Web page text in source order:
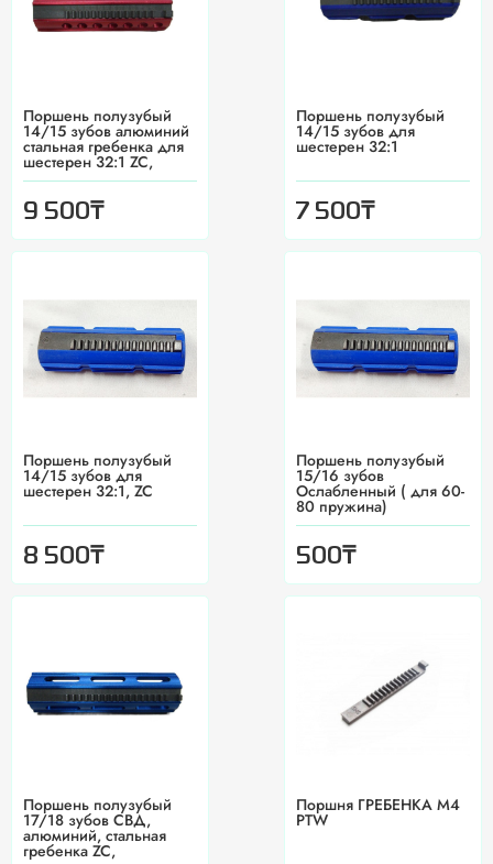
Поршень полузубый
14/15 зубов алюминий
стальная гребенка для
шестерен 32:1 ZC,
9 500₸
Поршень полузубый
14/15 зубов для
шестерен 32:1
7 500₸
Поршень полузубый
14/15 зубов для
шестерен 32:1, ZC
8 500₸
Поршень полузубый
15/16 зубов
Ослабленный ( для 60-
80 пружина)
500₸
Поршень полузубый
17/18 зубов СВД,
алюминий, стальная
гребенка ZC,
Поршня ГРЕБЕНКА М4
PTW